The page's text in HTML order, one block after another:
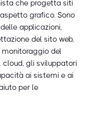
che progetta siti
grafico. Sono
applicazioni,
del sito web,
del
cloud, gli sviluppatori
ai sistemi e ai
per le